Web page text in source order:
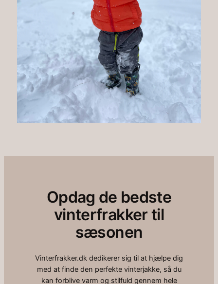
Opdag de bedste
vinterfrakker til
sæsonen
Vinterfrakker.dk dedikerer sig til at hjælpe dig
med at finde den perfekte vinterjakke, så du
kan forblive varm og stilfuld gennem hele